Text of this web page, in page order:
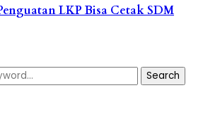
LKP Bisa Cetak SDM
Search